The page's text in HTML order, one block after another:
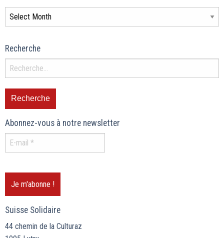
Recherche
Abonnez-vous à notre newsletter
Suisse Solidaire
44 chemin de la Culturaz